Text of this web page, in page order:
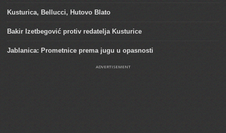
Kusturica, Bellucci, Hutovo Blato
Bakir Izetbegović protiv redatelja Kusturice
Jablanica: Prometnice prema jugu u opasnosti
ADVERTISEMENT